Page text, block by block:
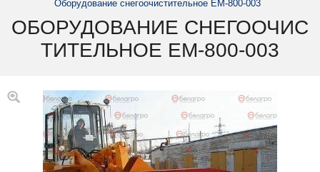
Оборудование снегоочистительное ЕМ-800-003
ОБОРУДОВАНИЕ СНЕГООЧИС
ТИТЕЛЬНОЕ ЕМ-800-003